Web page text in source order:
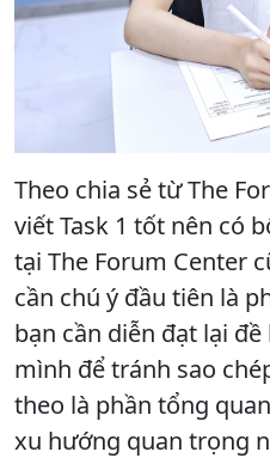
Theo chia sẻ từ The
viết Task 1 tốt nên có
tại The Forum Center
cần chú ý đầu tiên là
bạn cần diễn đạt lại
mình để tránh sao
theo là phần tổng
xu hướng quan trọng